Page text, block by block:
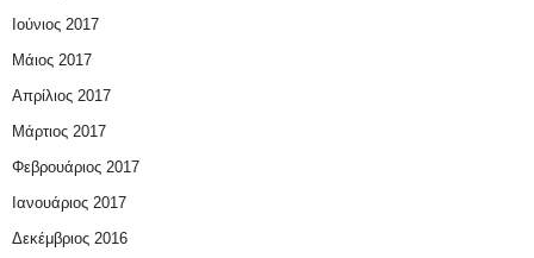
Ιούνιος 2017
Μάιος 2017
Απρίλιος 2017
Μάρτιος 2017
Φεβρουάριος 2017
Ιανουάριος 2017
Δεκέμβριος 2016